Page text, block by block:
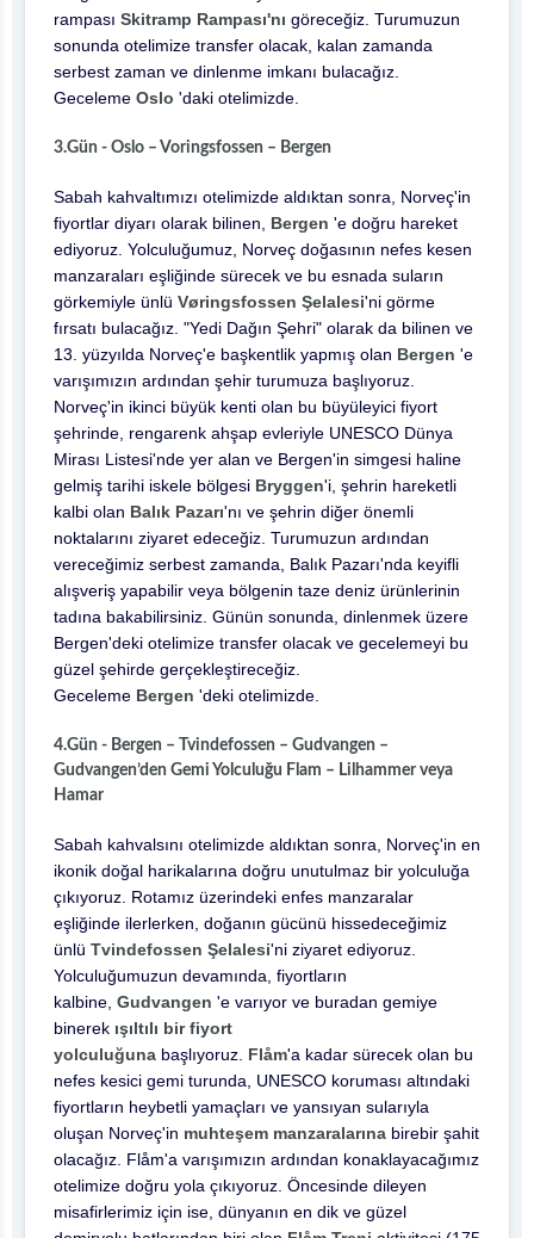
rampası Skitramp Rampası'nı göreceğiz. Turumuzun
sonunda otelimize transfer olacak, kalan zamanda
serbest zaman ve dinlenme imkanı bulacağız.
Geceleme Oslo 'daki otelimizde.
3.Gün - Oslo – Voringsfossen – Bergen
Sabah kahvaltımızı otelimizde aldıktan sonra, Norveç'in
fiyortlar diyarı olarak bilinen, Bergen 'e doğru hareket
ediyoruz. Yolculuğumuz, Norveç doğasının nefes kesen
manzaraları eşliğinde sürecek ve bu esnada suların
görkemiyle ünlü Vøringsfossen Şelalesi'ni görme
fırsatı bulacağız. "Yedi Dağın Şehri" olarak da bilinen ve
13. yüzyılda Norveç'e başkentlik yapmış olan Bergen 'e
varışımızın ardından şehir turumuza başlıyoruz.
Norveç'in ikinci büyük kenti olan bu büyüleyici fiyort
şehrinde, rengarenk ahşap evleriyle UNESCO Dünya
Mirası Listesi'nde yer alan ve Bergen'in simgesi haline
gelmiş tarihi iskele bölgesi Bryggen'i, şehrin hareketli
kalbi olan Balık Pazarı'nı ve şehrin diğer önemli
noktalarını ziyaret edeceğiz. Turumuzun ardından
vereceğimiz serbest zamanda, Balık Pazarı'nda keyifli
alışveriş yapabilir veya bölgenin taze deniz ürünlerinin
tadına bakabilirsiniz. Günün sonunda, dinlenmek üzere
Bergen'deki otelimize transfer olacak ve gecelemeyi bu
güzel şehirde gerçekleştireceğiz.
Geceleme Bergen 'deki otelimizde.
4.Gün - Bergen – Tvindefossen – Gudvangen –
Gudvangen’den Gemi Yolculuğu Flam – Lilhammer veya
Hamar
Sabah kahvalsını otelimizde aldıktan sonra, Norveç'in en
ikonik doğal harikalarına doğru unutulmaz bir yolculuğa
çıkıyoruz. Rotamız üzerindeki enfes manzaralar
eşliğinde ilerlerken, doğanın gücünü hissedeceğimiz
ünlü Tvindefossen Şelalesi'ni ziyaret ediyoruz.
Yolculuğumuzun devamında, fiyortların
kalbine, Gudvangen 'e varıyor ve buradan gemiye
binerek ışıltılı bir fiyort
yolculuğuna başlıyoruz. Flåm'a kadar sürecek olan bu
nefes kesici gemi turunda, UNESCO koruması altındaki
fiyortların heybetli yamaçları ve yansıyan sularıyla
oluşan Norveç'in muhteşem manzaralarına birebir şahit
olacağız. Flåm'a varışımızın ardından konaklayacağımız
otelimize doğru yola çıkıyoruz. Öncesinde dileyen
misafirlerimiz için ise, dünyanın en dik ve güzel